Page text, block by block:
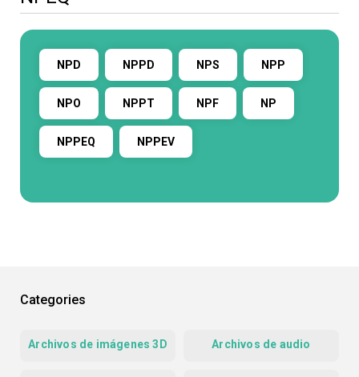
NPD NPPD NPS NPP
NPO NPPT NPF NP
NPPEQ NPPEV
Categories
Archivos de imágenes 3D Archivos de audio